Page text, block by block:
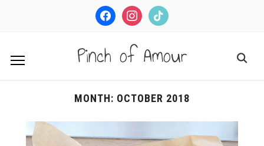
facebookinstagramtiktok
Pinch of Amour
MONTH: OCTOBER 2018